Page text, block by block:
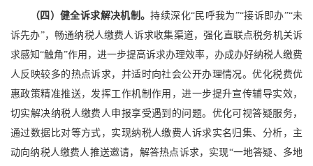
（四）健全诉求解决机制。持续深化“民呼我为”“接诉即办”“未
诉先办”，畅通纳税人缴费人诉求收集渠道，强化直联点税务机关诉
求感知“触角”作用，进一步提高诉求办理效率，办成办好纳税人缴费
人反映较多的热点诉求，并适时向社会公开办理情况。优化税费优
惠政策精准推送，发挥工作机制作用，进一步提升宣传辅导实效，
切实解决纳税人缴费人申报享受遇到的问题。优化可视答疑服务，
通过数据比对等方式，实现纳税人缴费人诉求实名归集、分析，主
动向纳税人缴费人推送邀请，解答热点诉求，实现“一地答疑、多地